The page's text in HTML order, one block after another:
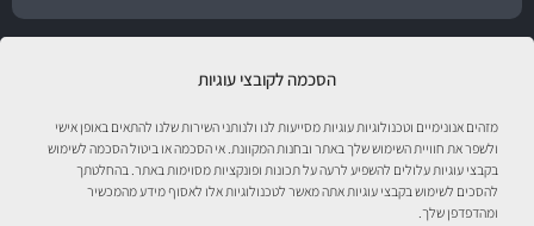
הסכמה לקובצי עוגיות
מזהים אנונימיים וטכנולוגיות עוגיות מסייעות לנו ולנותני השירות שלנו להתאים באופן אישי
ולשפר את חוויית השימוש שלך באתר ובחנות המקוונת. אי הסכמה או ביטול הסכמה לשימוש
בקבצי עוגיות עלולים להשפיע לרעה על תכונות ופונקציות מסוימות באתר. בהחלטתך
להסכים לשימוש בקבצי עוגיות אתה מאשר לטכנולוגיות אלו לאסוף מידע מהמכשיר
ומהדפדפן שלך.